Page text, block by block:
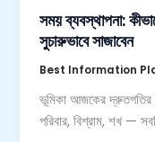
সময় ব্যবস্থাপনা:
সুচারুভাবে সাজাবেন
Best Information
ভূমিকা আজকের
পরিবার, বিশ্রাম, শখ —